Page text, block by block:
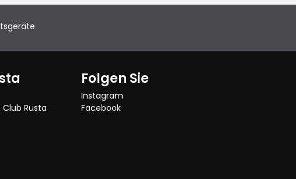
Rusta
Folgen Sie
Instagram
Facebook